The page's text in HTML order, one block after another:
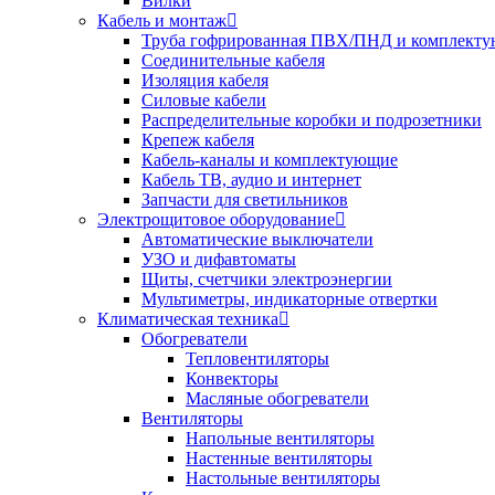
Кабель и монтаж
Труба гофрированная ПВХ/ПНД и
Соединительные кабеля
Изоляция кабеля
Силовые кабели
Распределительные коробки и подрозетники
Крепеж кабеля
Кабель-каналы и комплектующие
Кабель ТВ, аудио и интернет
Запчасти для светильников
Электрощитовое оборудование
Автоматические выключатели
УЗО и дифавтоматы
Щиты, счетчики электроэнергии
Мультиметры, индикаторные отвертки
Климатическая техника
Обогреватели
Тепловентиляторы
Конвекторы
Масляные обогреватели
Вентиляторы
Напольные вентиляторы
Настенные вентиляторы
Настольные вентиляторы